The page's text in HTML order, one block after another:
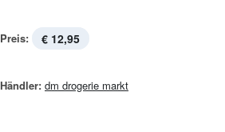
Preis: € 12,95
Händler: dm drogerie markt